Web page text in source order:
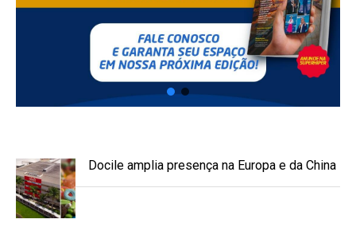
Docile amplia presença na Europa e da China